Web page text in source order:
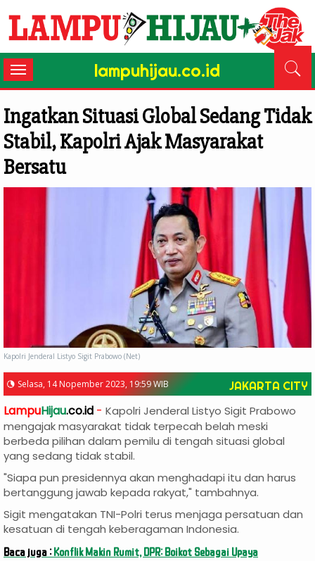
lampuhijau.co.id
Toggle
navigation
Ingatkan Situasi Global Sedang Tidak
Stabil, Kapolri Ajak Masyarakat
Bersatu
Kapolri Jenderal Listyo Sigit Prabowo (Net)
Selasa, 14 Nopember 2023, 19:59 WIB JAKARTA CITY
LampuHijau.co.id - Kapolri Jenderal Listyo Sigit Prabowo
mengajak masyarakat tidak terpecah belah meski
berbeda pilihan dalam pemilu di tengah situasi global
yang sedang tidak stabil.
"Siapa pun presidennya akan menghadapi itu dan harus
bertanggung jawab kepada rakyat," tambahnya.
Sigit mengatakan TNI-Polri terus menjaga persatuan dan
kesatuan di tengah keberagaman Indonesia.
Baca juga :Konflik Makin Rumit, DPR: Boikot Sebagai Upaya